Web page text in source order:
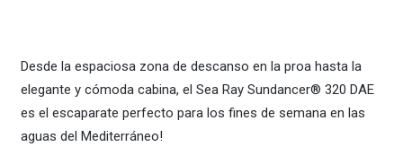
Desde la espaciosa zona de descanso en la proa hasta la
elegante y cómoda cabina, el Sea Ray Sundancer® 320 DAE
es el escaparate perfecto para los fines de semana en las
aguas del Mediterráneo!